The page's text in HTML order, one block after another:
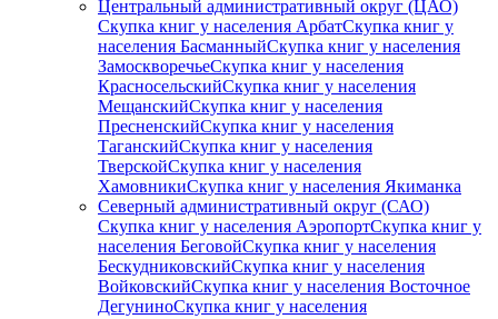
Центральный административный округ (ЦАО)
Скупка книг у населения АрбатСкупка книг у
населения БасманныйСкупка книг у населения
ЗамоскворечьеСкупка книг у населения
КрасносельскийСкупка книг у населения
МещанскийСкупка книг у населения
ПресненскийСкупка книг у населения
ТаганскийСкупка книг у населения
ТверскойСкупка книг у населения
ХамовникиСкупка книг у населения Якиманка
Северный административный округ (САО)
Скупка книг у населения АэропортСкупка книг у
населения БеговойСкупка книг у населения
БескудниковскийСкупка книг у населения
ВойковскийСкупка книг у населения Восточное
ДегуниноСкупка книг у населения